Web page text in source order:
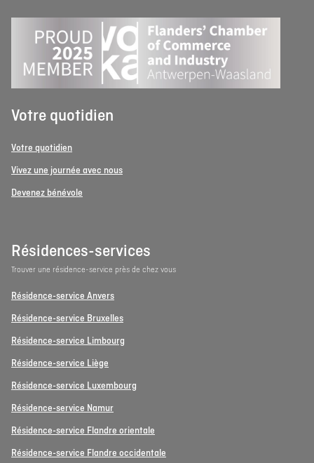
Votre quotidien
Votre quotidien
Vivez une journée avec nous
Devenez bénévole
Résidences-services
Trouver une résidence-service près de chez vous
Résidence-service Anvers
Résidence-service Bruxelles
Résidence-service Limbourg
Résidence-service Liège
Résidence-service Luxembourg
Résidence-service Namur
Résidence-service Flandre orientale
Résidence-service Flandre occidentale